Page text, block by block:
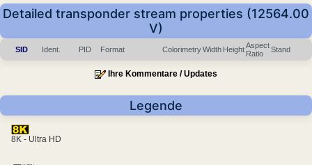
Detailed transponder stream properties (12564.00
V)
SID Ident. PID Format ColorimetryWidth HeightAspect
Ratio
Stand
Ihre Kommentare / Updates
Legende
8K - Ultra HD